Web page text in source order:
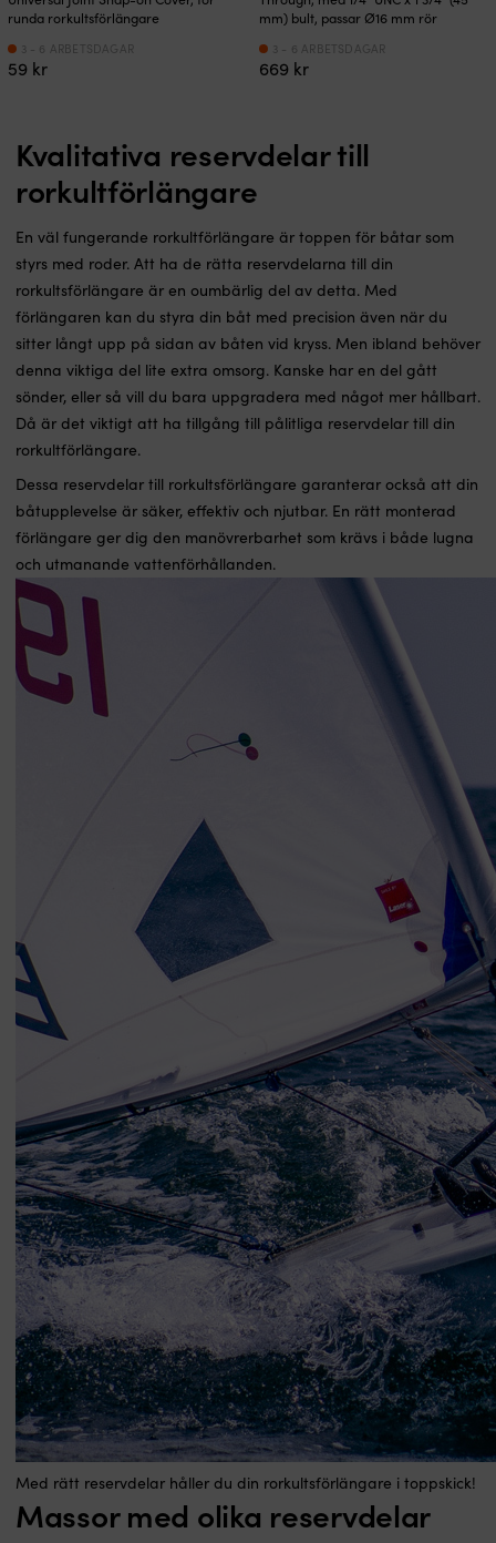
runda rorkultsförlängare
59 kr
3 - 6 ARBETSDAGAR
mm) bult, passar Ø16 mm rör
669 kr
3 - 6 ARBETSDAGAR
Kvalitativa reservdelar till
rorkultförlängare
En väl fungerande rorkultförlängare är toppen för båtar som
styrs med roder. Att ha de rätta reservdelarna till din
rorkultsförlängare är en oumbärlig del av detta. Med
förlängaren kan du styra din båt med precision även när du
sitter långt upp på sidan av båten vid kryss. Men ibland behöver
denna viktiga del lite extra omsorg. Kanske har en del gått
sönder, eller så vill du bara uppgradera med något mer hållbart.
Då är det viktigt att ha tillgång till pålitliga reservdelar till din
rorkultförlängare.
Dessa reservdelar till rorkultsförlängare garanterar också att din
båtupplevelse är säker, effektiv och njutbar. En rätt monterad
förlängare ger dig den manövrerbarhet som krävs i både lugna
och utmanande vattenförhållanden.
Med rätt reservdelar håller du din rorkultsförlängare i toppskick!
Massor med olika reservdelar